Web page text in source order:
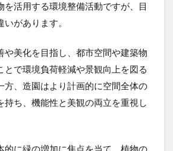
を活用する環境整備活動ですが、目
があります。
や美化を目指し、都市空間や建築物
とで環境負荷軽減や景観向上を図る
方、造園はより計画的に空間全体の
持ち、機能性と美観の両立を重視し
的に緑の増加に焦点を当て、植物の